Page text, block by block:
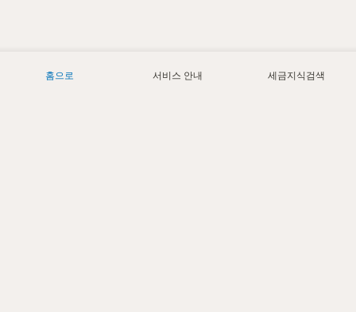
홈으로 서비스 안내 세금지식검색